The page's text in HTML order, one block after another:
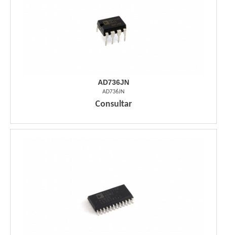
AD736JN
AD736JN
Consultar